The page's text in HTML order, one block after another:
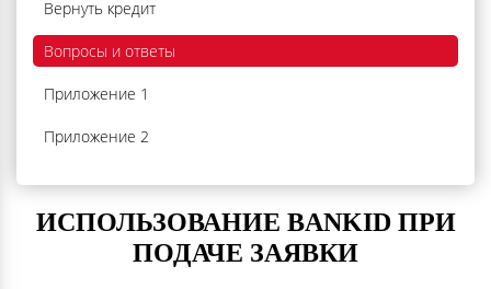
Вернуть кредит
Вопросы и ответы
Приложение 1
Приложение 2
ИСПОЛЬЗОВАНИЕ BANKID ПРИ
ПОДАЧЕ ЗАЯВКИ